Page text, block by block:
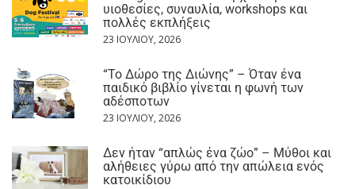
υιοθεσίες, συναυλία, workshops και
πολλές εκπλήξεις
23 ΙΟΥΛΊΟΥ, 2026
“Το Δώρο της Διώνης” – Όταν ένα
παιδικό βιβλίο γίνεται η φωνή των
αδέσποτων
23 ΙΟΥΛΊΟΥ, 2026
Δεν ήταν “απλώς ένα ζώο” – Μύθοι και
αλήθειες γύρω από την απώλεια ενός
κατοικίδιου